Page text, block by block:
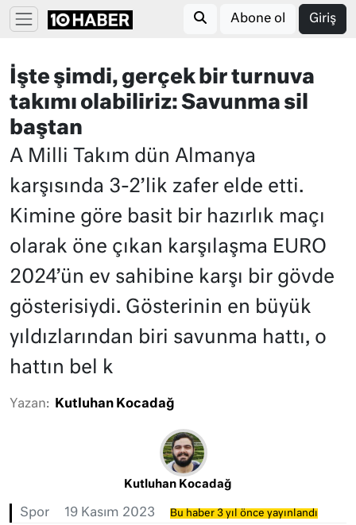
Abone ol Giriş
İşte şimdi, gerçek bir turnuva
takımı olabiliriz: Savunma sil
baştan
A Milli Takım dün Almanya
karşısında 3-2’lik zafer elde etti.
Kimine göre basit bir hazırlık maçı
olarak öne çıkan karşılaşma EURO
2024’ün ev sahibine karşı bir gövde
gösterisiydi. Gösterinin en büyük
yıldızlarından biri savunma hattı, o
hattın bel k
Yazan: Kutluhan Kocadağ
Kutluhan Kocadağ
Spor 19 Kasım 2023 Bu haber 3 yıl önce yayınlandı